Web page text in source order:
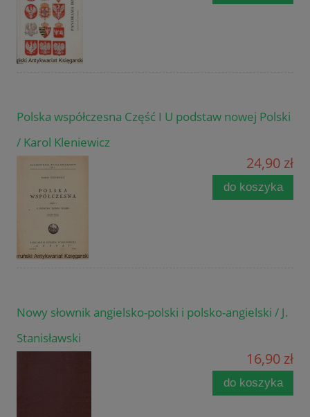
Polska współczesna Część I U podstaw nowej Polski
/ Karol Kleniewicz
24,90 zł
do koszyka
Nowy słownik angielsko-polski i polsko-angielski / J.
Stanisławski
16,90 zł
do koszyka